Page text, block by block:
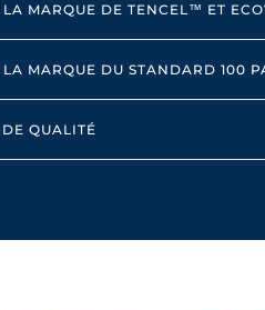
MARQUE DE TENCEL™ ET
MARQUE DU STANDARD 100
QUALITÉ